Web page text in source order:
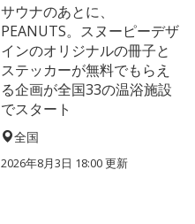
サウナのあとに、
PEANUTS。スヌーピーデザ
インのオリジナルの冊子と
ステッカーが無料でもらえ
る企画が全国33の温浴施設
でスタート
全国
2026年8月3日 18:00更新